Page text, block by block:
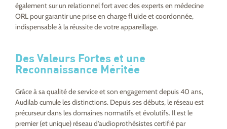
également sur un relationnel fort avec des experts en médecine
ORL pour garantir une prise en charge fl uide et coordonnée,
indispensable à la réussite de votre appareillage.
Des Valeurs Fortes et une
Reconnaissance Méritée
Grâce à sa qualité de service et son engagement depuis 40 ans,
Audilab cumule les distinctions. Depuis ses débuts, le réseau est
précurseur dans les domaines normatifs et évolutifs. Il est le
premier (et unique) réseau d’audioprothésistes certifié par